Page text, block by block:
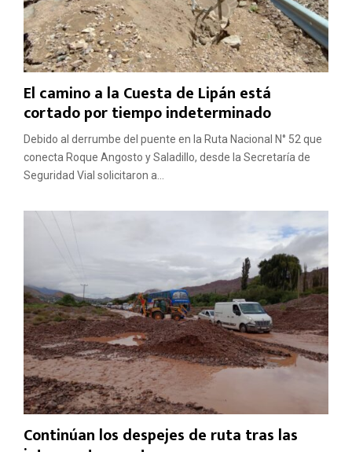
El camino a la Cuesta de Lipán está
cortado por tiempo indeterminado
Debido al derrumbe del puente en la Ruta Nacional N° 52 que
conecta Roque Angosto y Saladillo, desde la Secretaría de
Seguridad Vial solicitaron a...
Continúan los despejes de ruta tras las